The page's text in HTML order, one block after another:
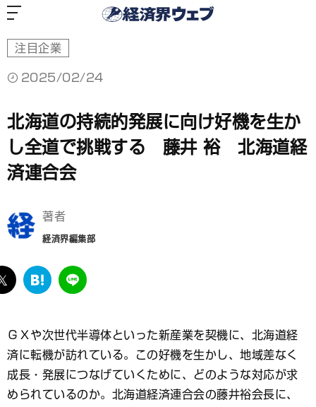
注目企業
2025/02/24
北海道の持続的発展に向け好機を生か
し全道で挑戦する 藤井 裕 北海道経
済連合会
著者
経済界編集部
twitter
は
ブ
ッ
ク
マ
ー
ク
LINE
ＧＸや次世代半導体といった新産業を契機に、北海道経
済に転機が訪れている。この好機を生かし、地域差なく
成長・発展につなげていくために、どのような対応が求
められているのか。北海道経済連合会の藤井裕会長に、